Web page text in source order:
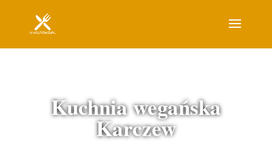
Kuchnia wegańska
Karczew